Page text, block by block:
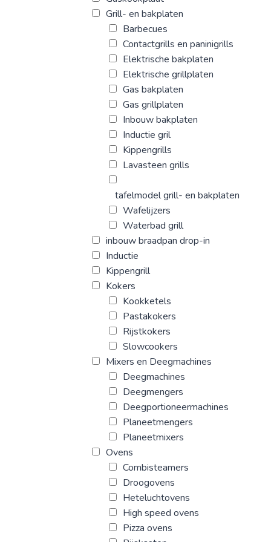
Grill- en bakplaten
Barbecues
Contactgrills en paninigrills
Elektrische bakplaten
Elektrische grillplaten
Gas bakplaten
Gas grillplaten
Inbouw bakplaten
Inductie gril
Kippengrills
Lavasteen grills
tafelmodel grill- en bakplaten
Wafelijzers
Waterbad grill
inbouw braadpan drop-in
Inductie
Kippengrill
Kokers
Kookketels
Pastakokers
Rijstkokers
Slowcookers
Mixers en Deegmachines
Deegmachines
Deegmengers
Deegportioneermachines
Planeetmengers
Planeetmixers
Ovens
Combisteamers
Droogovens
Heteluchtovens
High speed ovens
Pizza ovens